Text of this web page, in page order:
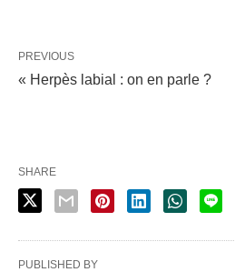
PREVIOUS
« Herpès labial : on en parle ?
SHARE
PUBLISHED BY